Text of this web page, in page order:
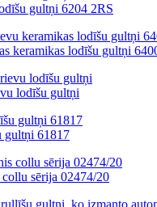
gultņi 6204 2RS
keramikas lodīšu gultņi
lodīšu gultņi
gultņi 61817
sērija 02474/20